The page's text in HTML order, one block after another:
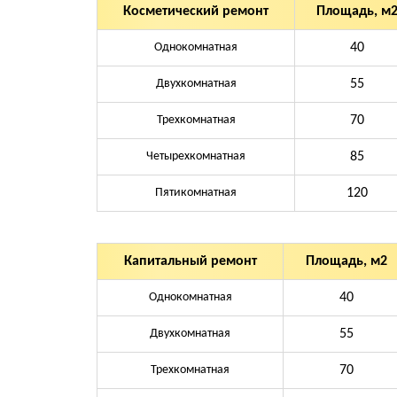
Косметический ремонт Площадь, м2
Однокомнатная 40
Двухкомнатная 55
Трехкомнатная 70
Четырехкомнатная 85
Пятикомнатная 120
Капитальный ремонт Площадь, м2
Однокомнатная 40
Двухкомнатная 55
Трехкомнатная 70